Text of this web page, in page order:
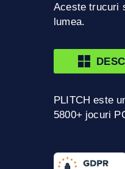
Aceste trucuri
lumea.
PLITCH este
5800+ jocuri